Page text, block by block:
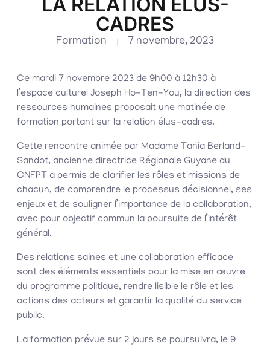
LA RELATION ÉLUS-
CADRES
Formation 7 novembre, 2023
Ce mardi 7 novembre 2023 de 9h00 à 12h30 à
l’espace culturel Joseph Ho-Ten-You, la direction des
ressources humaines proposait une matinée de
formation portant sur la relation élus-cadres.
Cette rencontre animée par Madame Tania Berland-
Sandot, ancienne directrice Régionale Guyane du
CNFPT a permis de clarifier les rôles et missions de
chacun, de comprendre le processus décisionnel, ses
enjeux et de souligner l’importance de la collaboration,
avec pour objectif commun la poursuite de l’intérêt
général.
Des relations saines et une collaboration efficace
sont des éléments essentiels pour la mise en œuvre
du programme politique, rendre lisible le rôle et les
actions des acteurs et garantir la qualité du service
public.
La formation prévue sur 2 jours se poursuivra, le 9